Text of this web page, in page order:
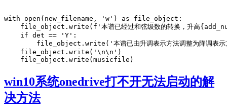
with open(new_filename, 'w') as file_object:
file_object.write(f'本谱已经过和弦级数的转换，升高
    if det == 'Y':
file_object.write('本谱已由升调表示方法调整为降调表
    file_object.write('\n\n')
    file_object.write(musicfile)
win10系统onedrive打不开无法启动的解
决方法